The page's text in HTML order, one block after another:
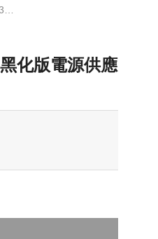
化版電源供應